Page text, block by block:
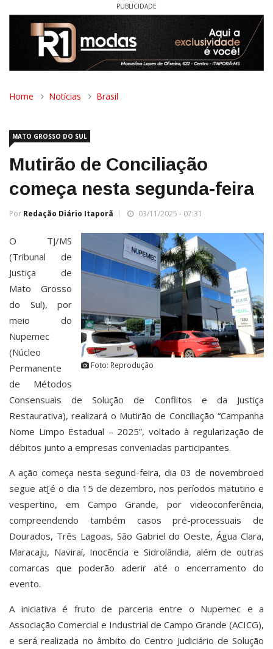
PUBLICIDADE
Home Notícias Brasil
MATO GROSSO DO SUL
Mutirão de Conciliação
começa nesta segunda-feira
Por Redação Diário Itaporã 03/11/2025 - 07:31
Foto: Reprodução
O TJ/MS
(Tribunal de
Justiça de
Mato Grosso
do Sul), por
meio do
Nupemec
(Núcleo
Permanente
de Métodos
Consensuais de Solução de Conflitos e da Justiça
Restaurativa), realizará o Mutirão de Conciliação “Campanha
Nome Limpo Estadual – 2025”, voltado à regularização de
débitos junto a empresas conveniadas participantes.
A ação começa nesta segund-feira, dia 03 de novembroed
segue at[é o dia 15 de dezembro, nos períodos matutino e
vespertino, em Campo Grande, por videoconferência,
compreendendo também casos pré-processuais de
Dourados, Três Lagoas, São Gabriel do Oeste, Água Clara,
Maracaju, Naviraí, Inocência e Sidrolândia, além de outras
comarcas que poderão aderir até o encerramento do
evento.
A iniciativa é fruto de parceria entre o Nupemec e a
Associação Comercial e Industrial de Campo Grande (ACICG),
e será realizada no âmbito do Centro Judiciário de Solução